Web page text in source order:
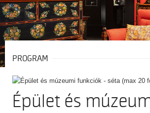
PROGRAM
Épület és